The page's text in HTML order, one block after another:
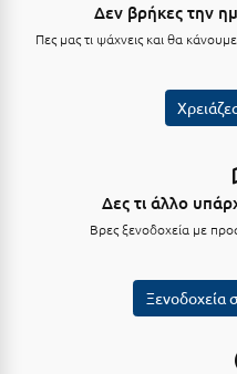
Λεπτοκαρυά
Λίμνη Πλαστήρα
Λιτόχωρο
Δεν βρήκες την
Πες μας τι ψάχνεις και θα
Δες τι άλλο
Βρες ξενοδοχεία με
Ξενοδοχεία